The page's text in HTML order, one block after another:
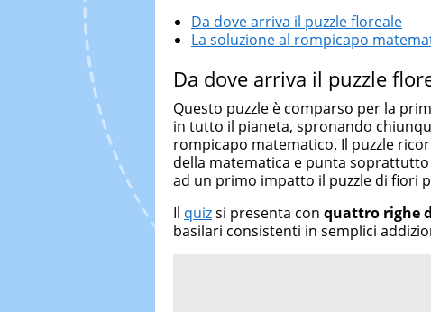
Da dove arriva il puzzle floreale
La soluzione al rompicapo
Da dove arriva il puzzle
Questo puzzle è comparso per la
in tutto il pianeta, spronando
rompicapo matematico. Il puzzle
della matematica e punta soprattutto
ad un primo impatto il puzzle di fiori
Il quizsi presenta con quattro righe
basilari consistenti in semplici